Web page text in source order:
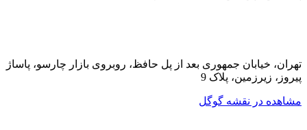
تهران، خیابان جمهوری بعد از پل حافظ، روبروی بازار چارسو، پاساژ
پیروز، زیرزمین، پلاک 9
مشاهده در نقشه گوگل